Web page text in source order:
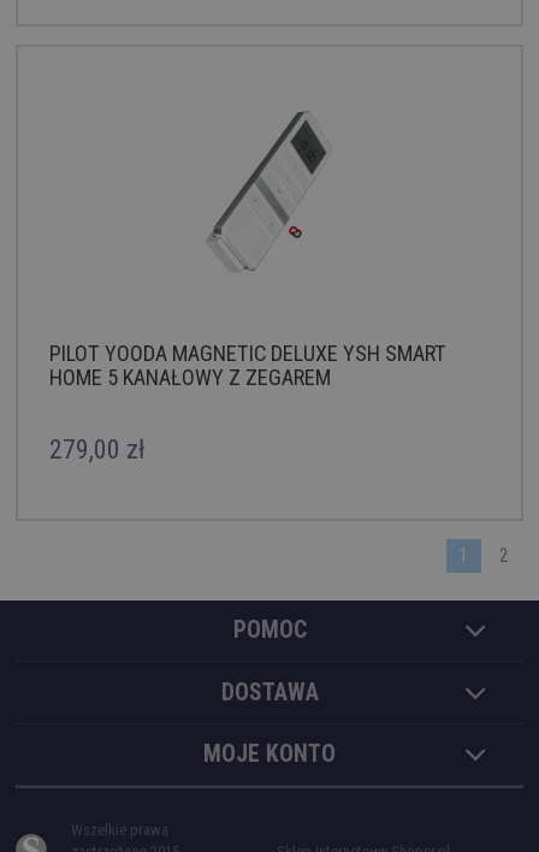
PILOT YOODA MAGNETIC DELUXE YSH SMART
HOME 5 KANAŁOWY Z ZEGAREM
279,00 zł
1 2
POMOC
DOSTAWA
MOJE KONTO
Wszelkie prawa